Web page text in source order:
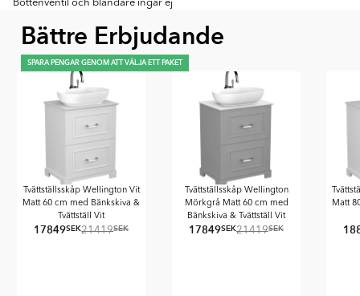
Bottenventil och blandare ingår ej
Bättre Erbjudande
SPARA PENGAR GENOM ATT VÄLJA ETT PAKET
Tvättställsskåp Wellington Vit
Matt 60 cm med Bänkskiva &
Tvättställ Vit
17849SEK21419SEK
Tvättställsskåp Wellington
Mörkgrå Matt 60 cm med
Bänkskiva & Tvättställ Vit
17849SEK21419SEK
Matt